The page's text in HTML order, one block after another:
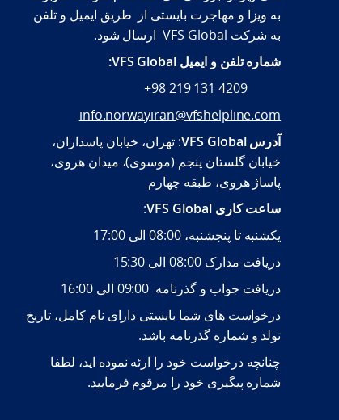
به ویزا و مهاجرت بایستی از طریق ایمیل و تلفن
به شرکت VFS Global ارسال شود.
شماره تلفن و ایمیل VFS Global:
+98 219 131 4209
info.norwayiran@vfshelpline.com
آدرسVFS Global: تهران، خیابان پاسداران،
خیابان گلستان پنجم (موسوی)، میدان هروی،
پاساژ هروی، طبقه چهارم
ساعت کاریVFS Global
:
یکشنبه تا پنجشنبه، 08:00 الی 17:00
دریافت مدارک 08:00 الی 15:30
دریافت جواب و گذرنامه 09:00 الی 16:00
درخواست های شما بایستی دارای نام کامل، تاریخ
تولد و شماره گذرنامه باشد.
چنانچه درخواست خود را ارئه نموده اید، لطفا
شماره پیگیری خود را مرقوم فرمایید.